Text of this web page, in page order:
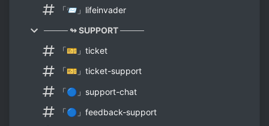
「📨」lifeinvader
──── ↬ SUPPORT ────
「🎫」ticket
「🎫」ticket-support
「🔵」support-chat
「🔵」feedback-support